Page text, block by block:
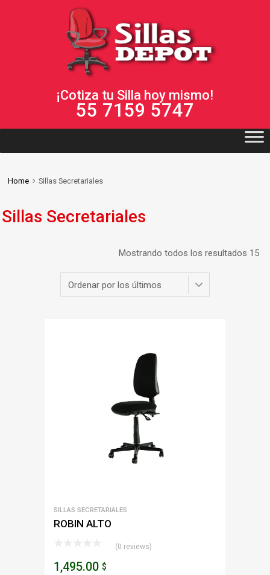
¡Cotiza tu Silla hoy mismo!
55 7159 5747
Home Sillas Secretariales
Sillas Secretariales
Mostrando todos los resultados 15
SILLAS SECRETARIALES
ROBIN ALTO
(0 reviews)
1,495.00 $